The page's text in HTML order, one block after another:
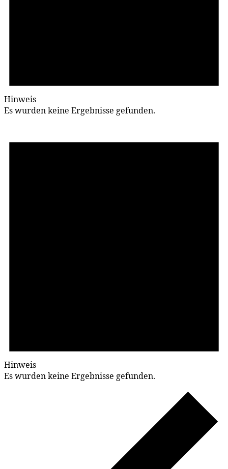
Hinweis
Es wurden keine Ergebnisse gefunden.
Hinweis
Es wurden keine Ergebnisse gefunden.